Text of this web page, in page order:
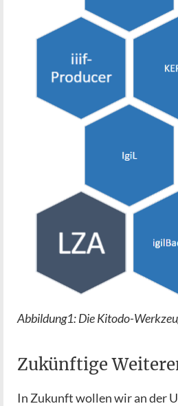
Abbildung1: Die Kitodo-
Zukünftige
In Zukunft wol­len wir an der